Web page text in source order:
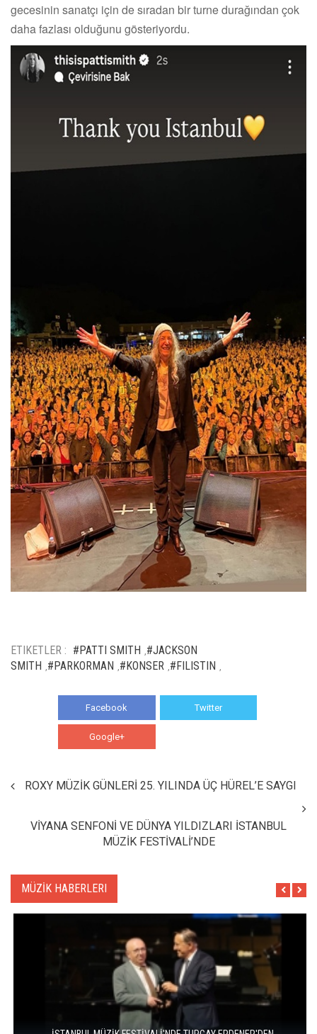
gecesinin sanatçı için de sıradan bir turne durağından çok
daha fazlası olduğunu gösteriyordu.
ETIKETLER : #PATTI SMITH #JACKSON
SMITH #PARKORMAN #KONSER #FILISTIN
Facebook Twitter
Google+
ROXY MÜZİK GÜNLERİ 25. YILINDA ÜÇ HÜREL’E SAYGI
VİYANA SENFONİ VE DÜNYA YILDIZLARI İSTANBUL
MÜZİK FESTİVALİ’NDE
MÜZİK HABERLERI